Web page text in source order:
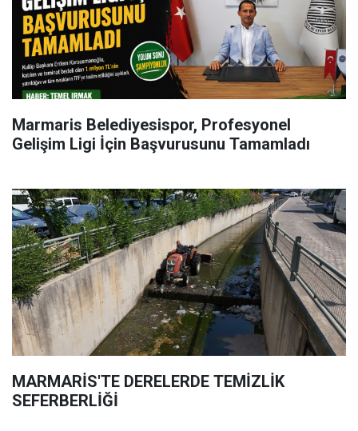
Marmaris Belediyesispor, Profesyonel
Gelişim Ligi İçin Başvurusunu Tamamladı
MARMARİS'TE DERELERDE TEMİZLİK
SEFERBERLİĞİ